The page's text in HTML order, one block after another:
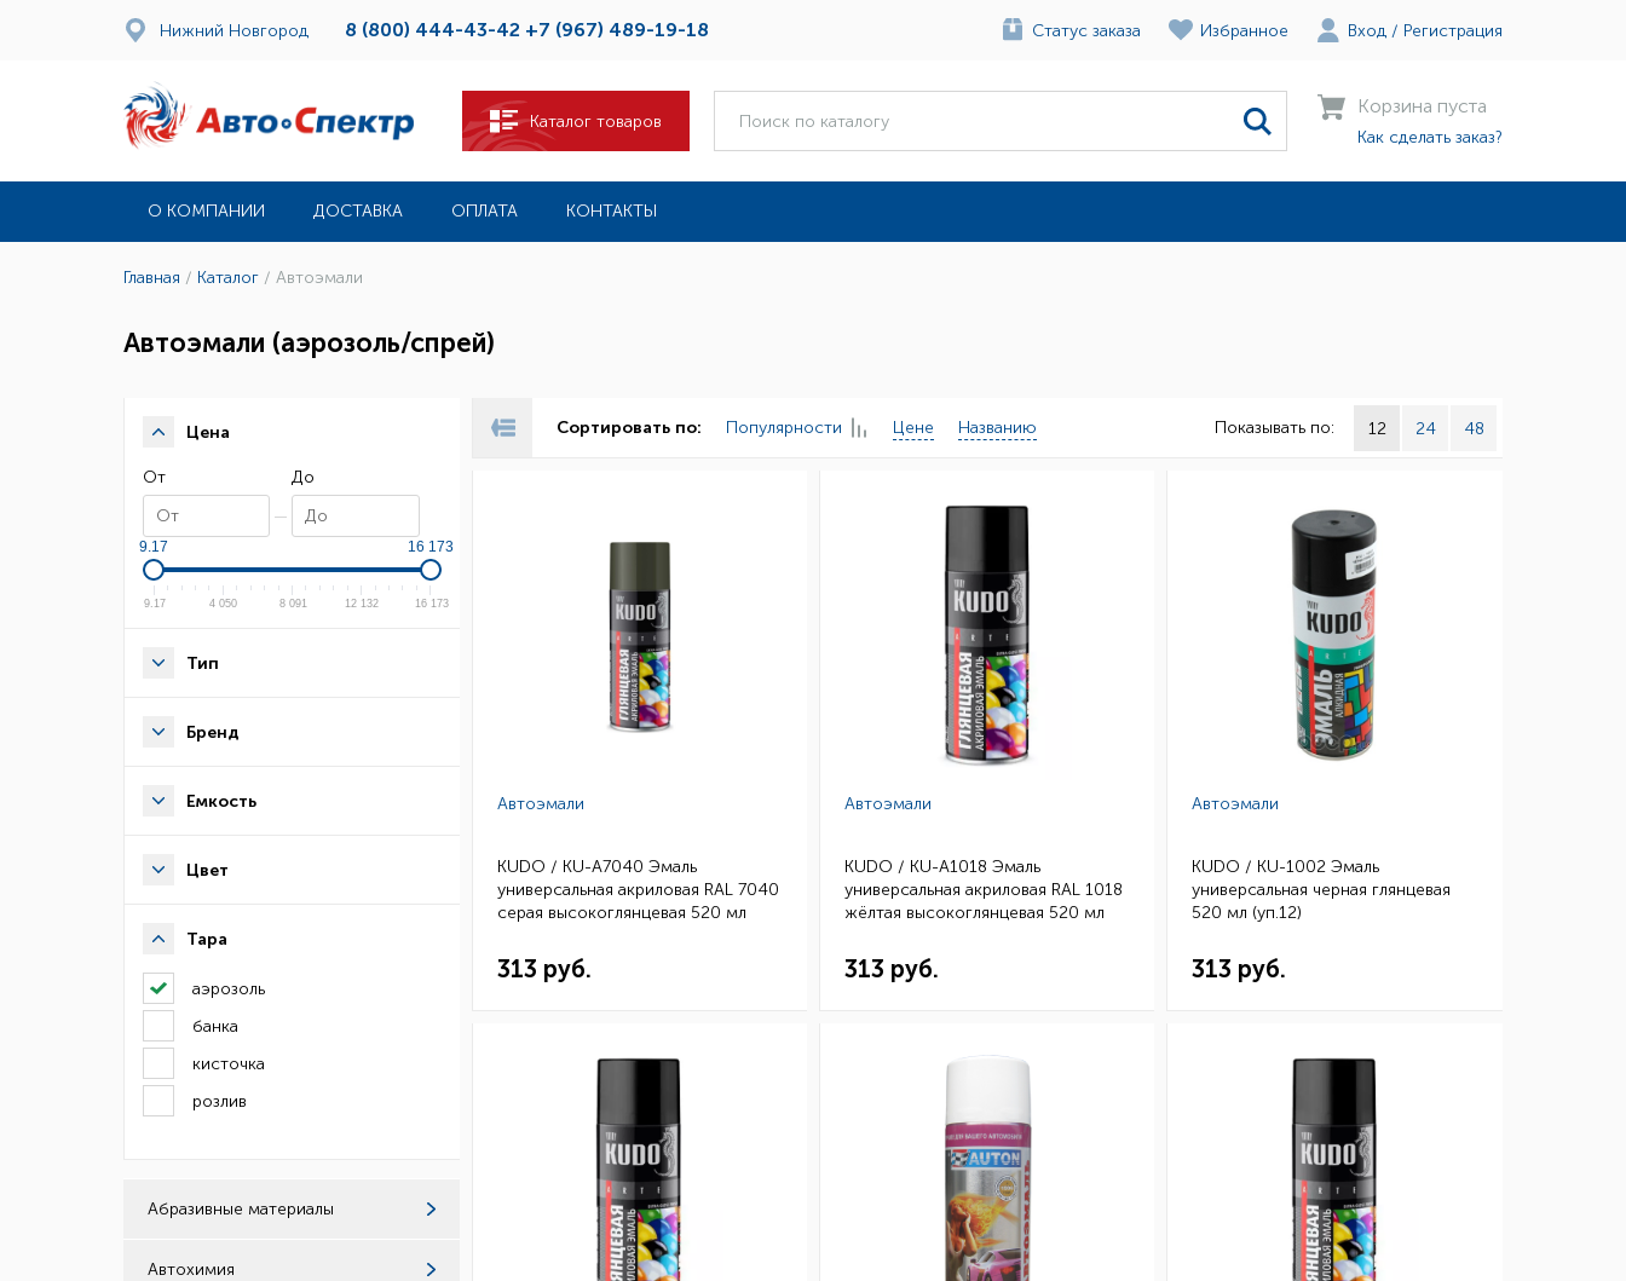
Нижний Новгород 8 (800) 444-43-42 +7 (967) 489-19-18 Статус заказа Избранное Вход / Регистрация
Каталог товаров
Корзина пуста
Как сделать заказ?
О КОМПАНИИ ДОСТАВКА ОПЛАТА КОНТАКТЫ
Главная / Каталог / Автоэмали
Автоэмали (аэрозоль/спрей)
Цена
От До
9.17 16 173
9.17 4 050 8 091 12 132 16 173
Тип
Бренд
Емкость
Цвет
Тара
аэрозоль
банка
кисточка
розлив
Абразивные материалы
Автохимия
Сортировать по: Популярности Цене Названию Показывать по: 12 24 48
Автоэмали
KUDO / KU-A7040 Эмаль
универсальная акриловая RAL 7040
серая высокоглянцевая 520 мл
313 руб.
Автоэмали
KUDO / KU-A1018 Эмаль
универсальная акриловая RAL 1018
жёлтая высокоглянцевая 520 мл
313 руб.
Автоэмали
KUDO / KU-1002 Эмаль
универсальная черная глянцевая
520 мл (уп.12)
313 руб.